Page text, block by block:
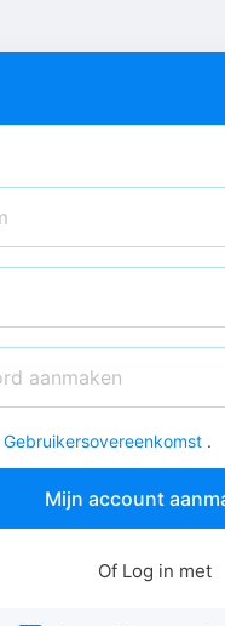
Gebruikersovereenkomst .
Mijn account
Of Log in met